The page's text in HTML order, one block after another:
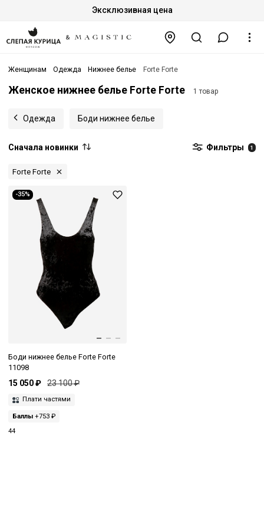
Эксклюзивная цена
Женщинам Одежда Нижнее белье Forte Forte
Женское нижнее белье Forte Forte 1 товар
Одежда Боди нижнее белье
Сначала новинки Фильтры 1
Forte Forte
-35%
Боди нижнее белье Forte Forte
11098
15 050 ₽ 23 100 ₽
Плати частями
Баллы +753 ₽
44